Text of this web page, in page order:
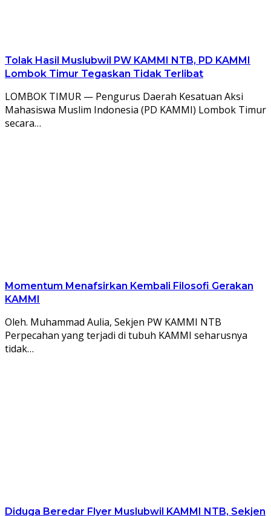
Tolak Hasil Muslubwil PW KAMMI NTB, PD KAMMI
Lombok Timur Tegaskan Tidak Terlibat
LOMBOK TIMUR — Pengurus Daerah Kesatuan Aksi
Mahasiswa Muslim Indonesia (PD KAMMI) Lombok Timur
secara…
Momentum Menafsirkan Kembali Filosofi Gerakan
KAMMI
Oleh. Muhammad Aulia, Sekjen PW KAMMI NTB
Perpecahan yang terjadi di tubuh KAMMI seharusnya
tidak…
Diduga Beredar Flyer Muslubwil KAMMI NTB, Sekjen